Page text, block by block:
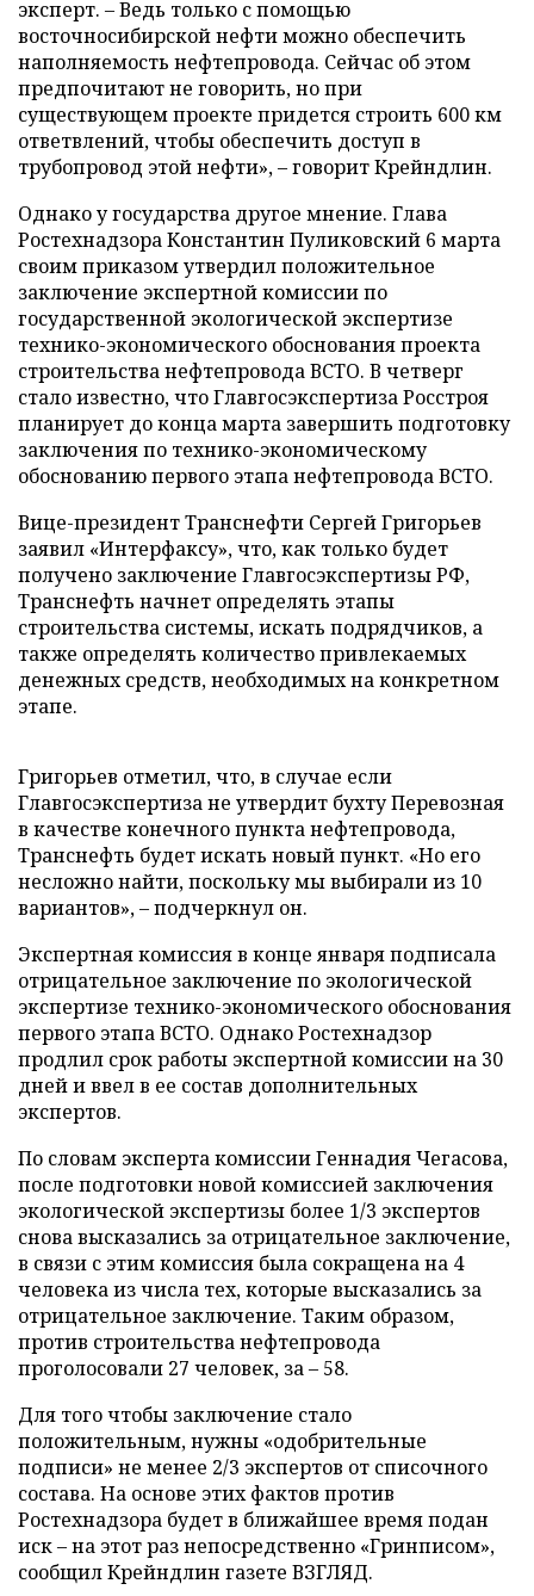
эксперт. – Ведь только с помощью
восточносибирской нефти можно обеспечить
наполняемость нефтепровода. Сейчас об этом
предпочитают не говорить, но при
существующем проекте придется строить 600 км
ответвлений, чтобы обеспечить доступ в
трубопровод этой нефти», – говорит Крейндлин.
Однако у государства другое мнение. Глава
Ростехнадзора Константин Пуликовский 6 марта
своим приказом утвердил положительное
заключение экспертной комиссии по
государственной экологической экспертизе
технико-экономического обоснования проекта
строительства нефтепровода ВСТО. В четверг
стало известно, что Главгосэкспертиза Росстроя
планирует до конца марта завершить подготовку
заключения по технико-экономическому
обоснованию первого этапа нефтепровода ВСТО.
Вице-президент Транснефти Сергей Григорьев
заявил «Интерфаксу», что, как только будет
получено заключение Главгосэкспертизы РФ,
Транснефть начнет определять этапы
строительства системы, искать подрядчиков, а
также определять количество привлекаемых
денежных средств, необходимых на конкретном
этапе.
Григорьев отметил, что, в случае если
Главгосэкспертиза не утвердит бухту Перевозная
в качестве конечного пункта нефтепровода,
Транснефть будет искать новый пункт. «Но его
несложно найти, поскольку мы выбирали из 10
вариантов», – подчеркнул он.
Экспертная комиссия в конце января подписала
отрицательное заключение по экологической
экспертизе технико-экономического обоснования
первого этапа ВСТО. Однако Ростехнадзор
продлил срок работы экспертной комиссии на 30
дней и ввел в ее состав дополнительных
экспертов.
По словам эксперта комиссии Геннадия Чегасова,
после подготовки новой комиссией заключения
экологической экспертизы более 1/3 экспертов
снова высказались за отрицательное заключение,
в связи с этим комиссия была сокращена на 4
человека из числа тех, которые высказались за
отрицательное заключение. Таким образом,
против строительства нефтепровода
проголосовали 27 человек, за – 58.
Для того чтобы заключение стало
положительным, нужны «одобрительные
подписи» не менее 2/3 экспертов от списочного
состава. На основе этих фактов против
Ростехнадзора будет в ближайшее время подан
иск – на этот раз непосредственно «Гринписом»,
сообщил Крейндлин газете ВЗГЛЯД.